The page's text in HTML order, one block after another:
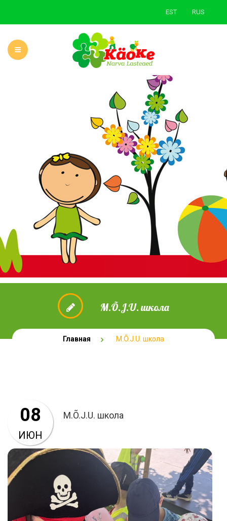
EST RUS
О САДЕ НОВОСТИ
УЧЕБНАЯ ДЕЯТЕЛЬНОСТЬ РОДИТЕЛЯМ
ЗЕЛЕНАЯ ШКОЛА КОНТАКТЫ
M.Õ.J.U. школа
Главная M.Õ.J.U. школа
M.Õ.J.U. школа
08
ИЮН